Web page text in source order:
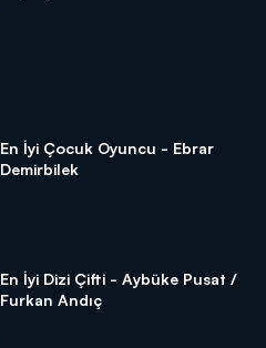
En İyi Çocuk Oyuncu - Ebrar
Demirbilek
En İyi Dizi Çifti - Aybüke Pusat /
Furkan Andıç